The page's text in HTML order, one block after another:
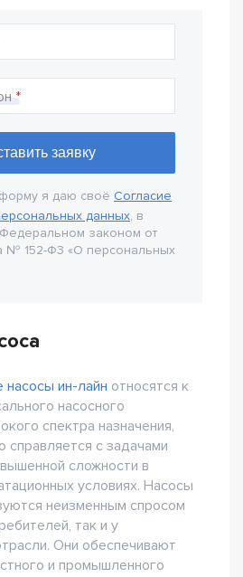
я даю своё Согласие
данных, в
Федеральном законом от
№ 152-Ф3 «О персональных
насосы ин-лайн относятся к
насосного
спектра назначения,
справляется с задачами
сложности в
условиях. Насосы
неизменным спросом
так и у
Они обеспечивают
и промышленного